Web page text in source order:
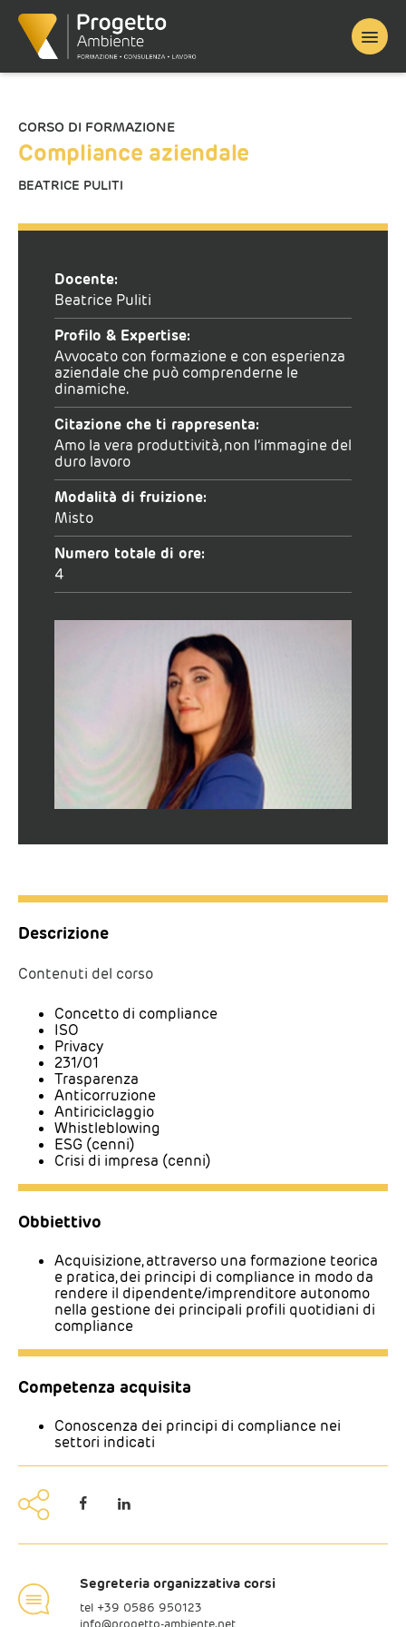
Home Corso finanziato
CORSO DI FORMAZIONE
Compliance aziendale
BEATRICE PULITI
Docente:
Beatrice Puliti
Profilo & Expertise:
Avvocato con formazione e con esperienza
aziendale che può comprenderne le
dinamiche.
Citazione che ti rappresenta:
Amo la vera produttività, non l’immagine del
duro lavoro
Modalità di fruizione:
Misto
Numero totale di ore:
4
Descrizione
Contenuti del corso
Concetto di compliance
ISO
Privacy
231/01
Trasparenza
Anticorruzione
Antiriciclaggio
Whistleblowing
ESG (cenni)
Crisi di impresa (cenni)
Obbiettivo
Acquisizione, attraverso una formazione teorica
e pratica, dei principi di compliance in modo da
rendere il dipendente/imprenditore autonomo
nella gestione dei principali profili quotidiani di
compliance
Competenza acquisita
Conoscenza dei principi di compliance nei
settori indicati
Segreteria organizzativa corsi
tel +39 0586 950123